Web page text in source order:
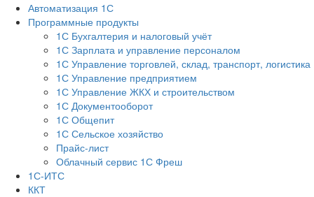
Автоматизация 1С
Программные продукты
1С Бухгалтерия и налоговый учёт
1С Зарплата и управление персоналом
1С Управление торговлей, склад, транспорт, логистика
1С Управление предприятием
1С Управление ЖКХ и строительством
1С Документооборот
1С Общепит
1С Сельское хозяйство
Прайс-лист
Облачный сервис 1С Фреш
1С-ИТС
ККТ